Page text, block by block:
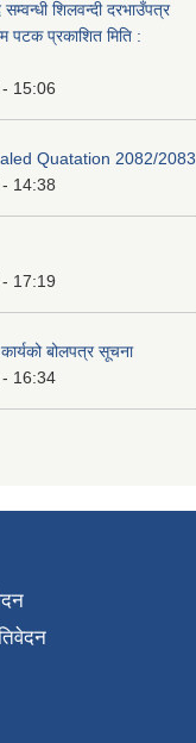
सम्वन्धी शिलवन्दी दरभाउँपत्र
पटक प्रकाशित मिति :
15:06
Quatation 2082/2083
14:38
17:19
बोलपत्र सूचना
16:34